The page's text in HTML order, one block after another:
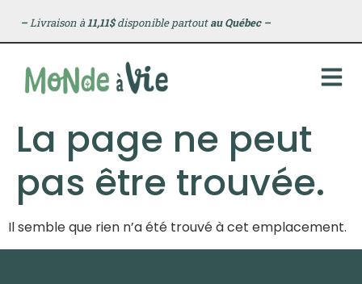
principal
–Livraison à11,11$disponible partoutau Québec –
La page ne peut
pas être trouvée.
Il semble que rien n’a été trouvé à cet emplacement.